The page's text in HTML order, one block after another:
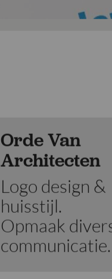
Orde Van
Architecten
Logo design &
huisstijl.
Opmaak
communicatie.